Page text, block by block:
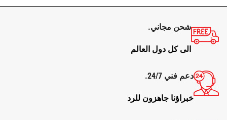
شحن مجاني.
الى كل دول العالم
دعم فني 24/7.
خبراؤنا جاهزون للرد